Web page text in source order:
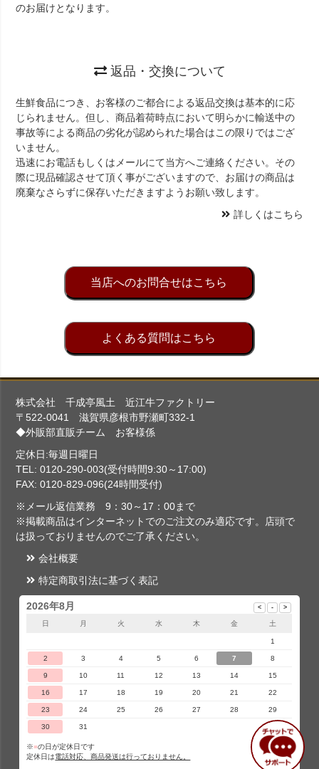
のお届けとなります。
返品・交換について
生鮮食品につき、お客様のご都合による返品交換は基本的に応
じられません。但し、商品着荷時点において明らかに輸送中の
事故等による商品の劣化が認められた場合はこの限りではござ
いません。
迅速にお電話もしくはメールにて当方へご連絡ください。その
際に現品確認させて頂く事がございますので、お届けの商品は
廃棄なさらずに保存いただきますようお願い致します。
詳しくはこちら
当店へのお問合せはこちら
よくある質問はこちら
株式会社 千成亭風土 近江牛ファクトリー
〒522-0041 滋賀県彦根市野瀬町332-1
◆外販部直販チーム お客様係
定休日:毎週日曜日
TEL: 0120-290-003(受付時間9:30～17:00)
FAX: 0120-829-096(24時間受付)
※メール返信業務 9：30～17：00まで
※掲載商品はインターネットでのご注文のみ適応です。店頭で
は扱っておりませんのでご了承ください。
会社概要
特定商取引法に基づく表記
2026年8月
日 月 火 水 木 金 土
1
2 3 4 5 6 7 8
9 10 11 12 13 14 15
16 17 18 19 20 21 22
23 24 25 26 27 28 29
30 31
※■の日が定休日です
定休日は電話対応、商品発送は行っておりません。